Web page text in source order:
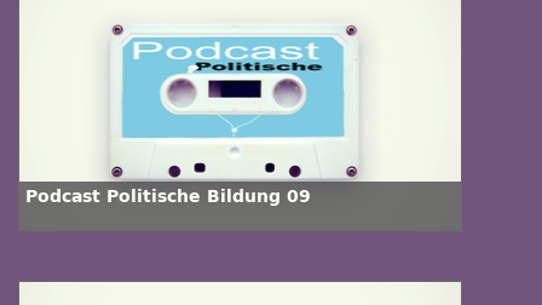
Podcast Politische Bildung 09